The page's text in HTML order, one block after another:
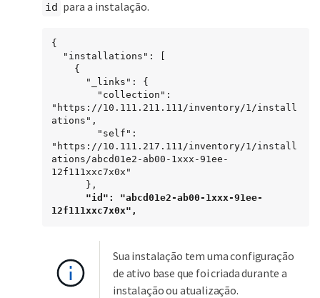
id para a instalação.
{
"https://10.111.211.111/inventory/1/install
ations",
"https://10.111.217.111/inventory/1/install
ations/abcd01e2-ab00-1xxx-91ee-
12f111xxc7x0x"
"id": "abcd01e2-ab00-1xxx-91ee-
12f111xxc7x0x",
Sua instalação tem uma configuração
de ativo base que foi criada durante a
instalação ou atualização.